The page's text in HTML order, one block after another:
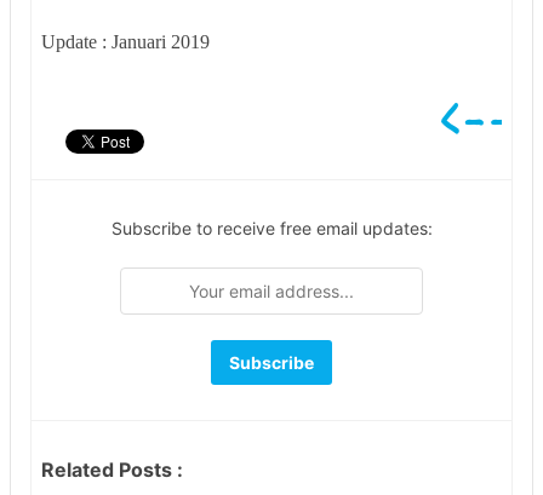
Update : Januari 2019
Subscribe to receive free email updates:
Related Posts :